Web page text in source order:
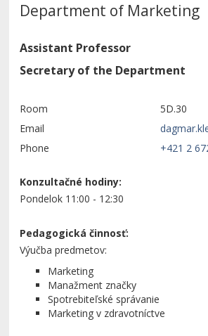
Department of Marketing
Assistant Professor
Secretary of the Department
Room
5D.30
Email
Phone
+421 2
Konzultačné hodiny:
Pondelok 11:00 - 12:30
Pedagogická činnosť:
Výučba predmetov:
Marketing
Manažment značky
Spotrebiteľské správanie
Marketing v zdravotníctve